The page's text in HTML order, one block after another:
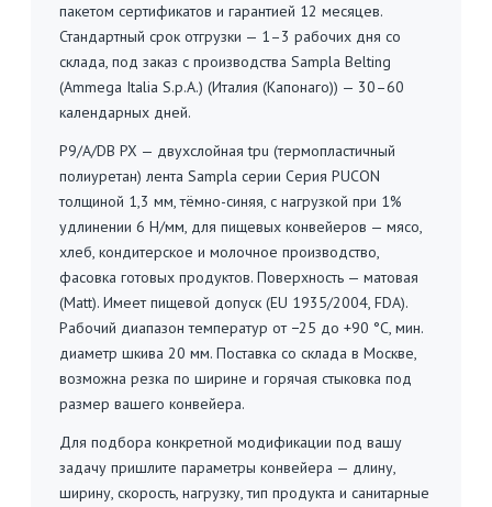
пакетом сертификатов и гарантией 12 месяцев.
Стандартный срок отгрузки — 1–3 рабочих дня со
склада, под заказ с производства Sampla Belting
(Ammega Italia S.p.A.) (Италия (Капонаго)) — 30–60
календарных дней.
P9/A/DB PX — двухслойная tpu (термопластичный
полиуретан) лента Sampla серии Серия PUCON
толщиной 1,3 мм, тёмно-синяя, с нагрузкой при 1%
удлинении 6 Н/мм, для пищевых конвейеров — мясо,
хлеб, кондитерское и молочное производство,
фасовка готовых продуктов. Поверхность — матовая
(Matt). Имеет пищевой допуск (EU 1935/2004, FDA).
Рабочий диапазон температур от −25 до +90 °C, мин.
диаметр шкива 20 мм. Поставка со склада в Москве,
возможна резка по ширине и горячая стыковка под
размер вашего конвейера.
Для подбора конкретной модификации под вашу
задачу пришлите параметры конвейера — длину,
ширину, скорость, нагрузку, тип продукта и санитарные